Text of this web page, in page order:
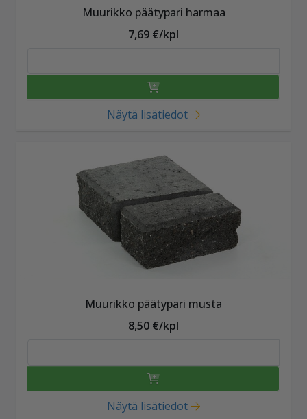
Muurikko päätypari harmaa
7,69 €/kpl
Näytä lisätiedot
Muurikko päätypari musta
8,50 €/kpl
Näytä lisätiedot